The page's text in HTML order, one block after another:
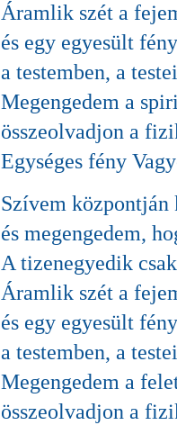
Áramlik szét a
és egy egyesült
a testemben, a
Megengedem a
összeolvadjon a
Egységes fény
Szívem központján
és megengedem,
A tizenegyedik
Áramlik szét a
és egy egyesült
a testemben, a
Megengedem a
összeolvadjon a